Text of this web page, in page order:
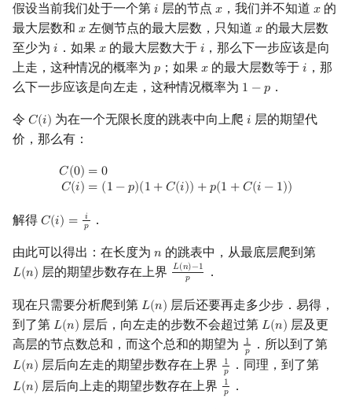
洲阁筛
类欧几里德算法
Meissel–Lehmer 算法
Stern–Brocot 树与 Farey
Pell 方程
LGV 引理
最大团搜索算法
图上随机游走
假设当前我们处于一个第 𝑖
i 层的节点 𝑥
x，我们并不知道 𝑥
x的
最大层数和 𝑥
x 左侧节点的最大层数，只知道𝑥
x 的最大层数
至少为 𝑖
i ．如果 𝑥
x的最大层数大于 𝑖
i ，那么下一步应该是向
上走，这种情况的概率为 𝑝
p ；如果𝑥
x 的最大层数等于𝑖
i ，那
么下一步应该是向左走，这种情况概率为 1 −𝑝
1 −p ．
令 𝐶(𝑖)
C(i) 为在一个无限长度的跳表中向上爬𝑖
i 层的期望代
价，那么有：
𝐶(0) = 0
𝐶(𝑖) = (1 −𝑝)(1 +𝐶(𝑖)) +𝑝(1 +𝐶(𝑖 − 1))
C (0 )=
解得 𝐶(𝑖) = 𝑖
𝑝
C(i)= ip ．
由此可以得出：在长度为 𝑛
n 的跳表中，从最底层爬到第
𝐿(𝑛)
L(n) 层的期望步数存在上界 𝐿(𝑛)−1
𝑝
L(n)−1p ．
现在只需要分析爬到第 𝐿(𝑛)
L(n)
层后还要再走多少步．易得，
到了第 𝐿(𝑛)
L(n) 层后，向左走的步数不会超过第 𝐿(𝑛)
L(n)
层及更
高层的节点数总和，而这个总和的期望为 1
𝑝
1p ．所以到了第
𝐿(𝑛)
L(n) 层后向左走的期望步数存在上界 1
𝑝
1p ．同理，到了第
𝐿(𝑛)
L(n) 层后向上走的期望步数存在上界 1
𝑝
1p ．